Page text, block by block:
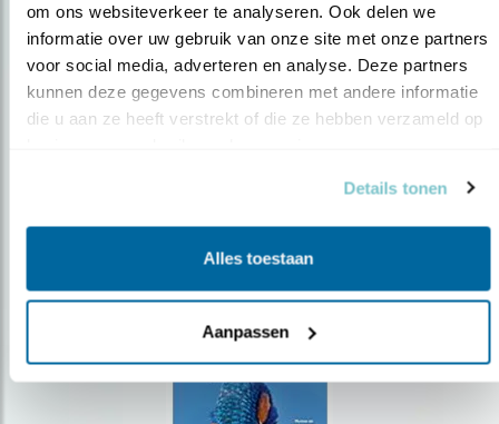
om ons websiteverkeer te analyseren. Ook delen we
informatie over uw gebruik van onze site met onze partners
voor social media, adverteren en analyse. Deze partners
kunnen deze gegevens combineren met andere informatie
die u aan ze heeft verstrekt of die ze hebben verzameld op
Details tonen
Alles toestaan
Aanpassen
Op de hoogte blijven?
Meld je aan en ontvang nieuws, inspiratie, acties en tips
over vogels en activiteiten van Vogelbescherming.
AANMELDEN VOGELNIEUWS